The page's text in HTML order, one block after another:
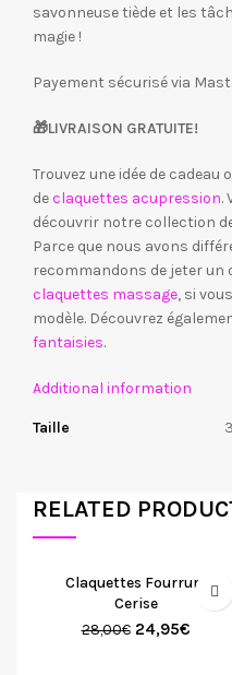
savonneuse tiède et les
magie !
Payement sécurisé via
🎁LIVRAISON GRATUITE!
Trouvez une idée de
declaquettes acupression.
découvrir notre collection
Parce que nous avons
recommandons de jeter
claquettes massage, si
modèle. Découvrez
fantaisies.
Additional information
Taille
RELATED
Claquettes Fourrure
Cerise
28,00€ 24,95€